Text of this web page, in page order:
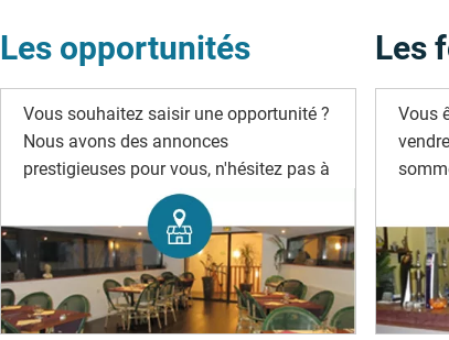
Les opportunités
Vous souhaitez saisir une opportunité ?
Nous avons des annonces
prestigieuses pour vous, n'hésitez pas à
Les
Vous